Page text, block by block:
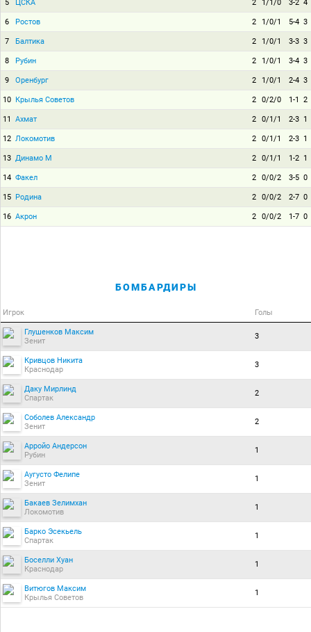
5 ЦСКА 2 1/1/0 3-2 4
6 Ростов 2 1/0/1 5-4 3
7 Балтика 2 1/0/1 3-3 3
8 Рубин 2 1/0/1 3-4 3
9 Оренбург 2 1/0/1 2-4 3
10 Крылья Советов 2 0/2/0 1-1 2
11 Ахмат 2 0/1/1 2-3 1
12 Локомотив 2 0/1/1 2-3 1
13 Динамо М 2 0/1/1 1-2 1
14 Факел 2 0/0/2 3-5 0
15 Родина 2 0/0/2 2-7 0
16 Акрон 2 0/0/2 1-7 0
БОМБАРДИРЫ
Игрок Голы
Глушенков Максим
Зенит
3
Кривцов Никита
Краснодар
3
Даку Мирлинд
Спартак
2
Соболев Александр
Зенит
2
Арройо Андерсон
Рубин
1
Аугусто Фелипе
Зенит
1
Бакаев Зелимхан
Локомотив
1
Барко Эсекьель
Спартак
1
Боселли Хуан
Краснодар
1
Витюгов Максим
Крылья Советов
1